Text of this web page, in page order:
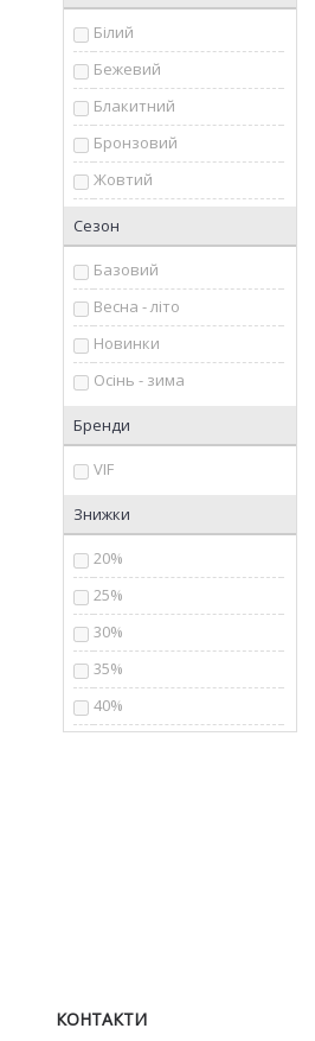
Білий
Бежевий
Блакитний
Бронзовий
Жовтий
Золотий
Коричневий
Молочний
Мульти колір
Рожевий
рудий
Сірий
Срібний
Фіолетовий
хакі
червоний
чорний
Сезон
Базовий
Весна - літо
Новинки
Осінь - зима
Бренди
VIF
Знижки
20%
25%
30%
35%
40%
КОНТАКТИ